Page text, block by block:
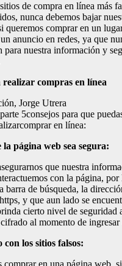
de compra en línea más
nunca debemos bajar
queremos comprar en un
anuncio en redes, ya que
para nuestra información y
realizar compras en línea
Jorge Utrera
5consejos para que
en línea:
la página web sea segura:
que nuestra
con la página, por
barra de búsqueda, la
y que aun lado se
cierto nivel de seguridad
al momento de ingresar
con los sitios falsos: